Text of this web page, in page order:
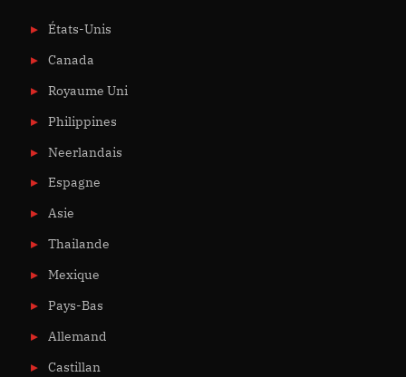
États-Unis
Canada
Royaume Uni
Philippines
Neerlandais
Espagne
Asie
Thailande
Mexique
Pays-Bas
Allemand
Castillan